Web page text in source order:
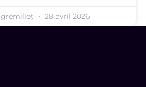
28 avril 2026